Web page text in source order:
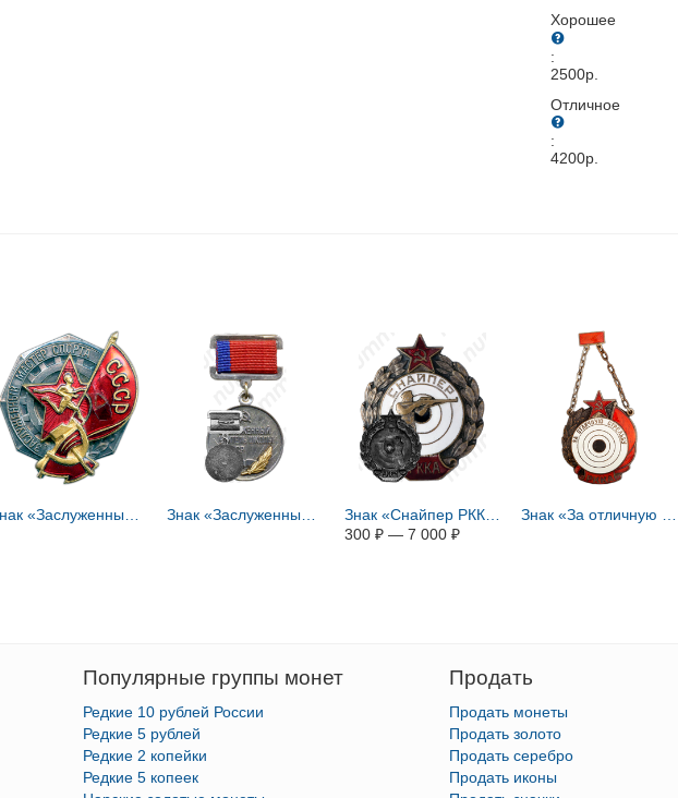
Хорошее
:
2500р.
Отличное
:
4200р.
Знак «Снайпер РККА»
300 ₽ — 7 000 ₽
Популярные группы монет
Редкие 10 рублей России
Редкие 5 рублей
Редкие 2 копейки
Редкие 5 копеек
Продать
Продать монеты
Продать золото
Продать серебро
Продать иконы